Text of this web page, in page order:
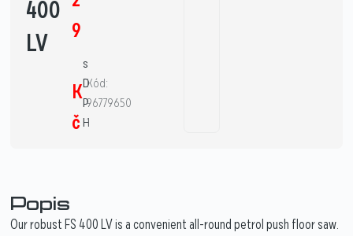
400
LV
9
K
č
s
D
P
H
Kód:
96779650
1
Popis
Our robust FS 400 LV is a convenient all-round petrol push floor saw.